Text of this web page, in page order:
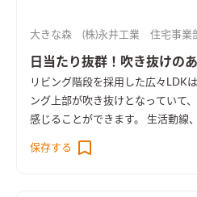
大きな森 (株)永井工業 住宅事業
日当たり抜群！吹き抜けの
リビング階段を採用した広々LDKは家
ング上部が吹き抜けとなっていて
感じることができます。 生活動線
だわり抜いた大満足の家が完成しま
保存する